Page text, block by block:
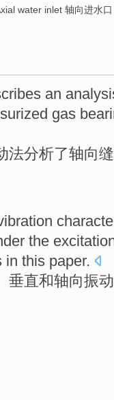
water inlet 轴向进水
an
gas
法分析了轴向缝
the
in this paper.
垂直和轴向振动